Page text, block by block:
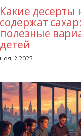
Какие десерты
содержат сахар:
полезные
детей
ноя, 2 2025